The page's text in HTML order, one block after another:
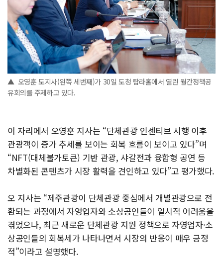
▲ 오영훈 도지사(왼쪽 세번째)가 30일 도청 탐라홀에서 열린 월간정책공
유회의를 주제하고 있다.
이 자리에서 오영훈 지사는 “단체관광 인센티브 시행 이후
관광객이 증가 추세를 보이는 회복 흐름이 보이고 있다”며
“NFT(대체불가토큰) 기반 관광, 샤갈전과 융합형 공연 등
차별화된 콘텐츠가 시장 활력을 견인하고 있다”고 평가했다.
오 지사는 “제주관광이 단체관광 중심에서 개별관광으로 전
환되는 과정에서 자영업자와 소상공인들이 일시적 어려움을
겪었으나, 최근 새로운 단체관광 지원 정책으로 자영업자·소
상공인들의 회복세가 나타나면서 시장의 반응이 매우 긍정
적”이라고 설명했다.